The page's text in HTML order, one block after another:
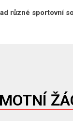
různé sportovní